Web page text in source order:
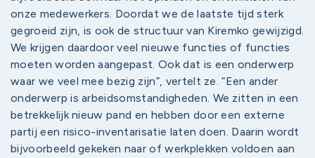
onze medewerkers. Doordat we de laatste tijd sterk
gegroeid zijn, is ook de structuur van Kiremko gewijzigd.
We krijgen daardoor veel nieuwe functies of functies
moeten worden aangepast. Ook dat is een onderwerp
waar we veel mee bezig zijn”, vertelt ze. “Een ander
onderwerp is arbeidsomstandigheden. We zitten in een
betrekkelijk nieuw pand en hebben door een externe
partij een risico-inventarisatie laten doen. Daarin wordt
bijvoorbeeld gekeken naar of werkplekken voldoen aan